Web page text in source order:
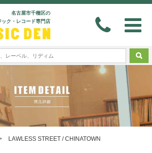
名古屋市千種区の
ック・レコード専門店
LAWLESS STREET / CHINATOWN